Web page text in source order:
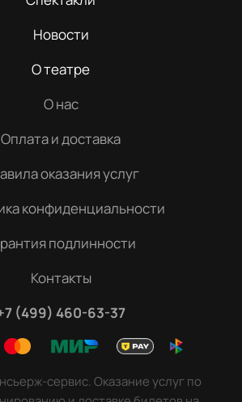
Новости
О театре
О нас
Оплата и доставка
оказания услуг
конфиденциальности
подлинности
Контакты
(499) 460-63-37
сервис. Оказание услуг по